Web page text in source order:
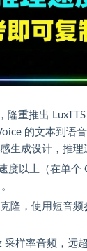
隆重推出
的文本到语
生成设计，推理
度以上（在单个
隆，使用短音频
样率音频，远